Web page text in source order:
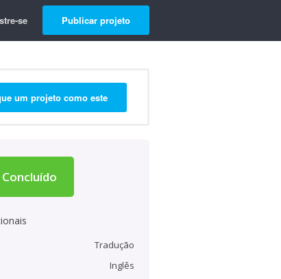
se Publicar projeto
um projeto como este
Concluído
Tradução
Inglês